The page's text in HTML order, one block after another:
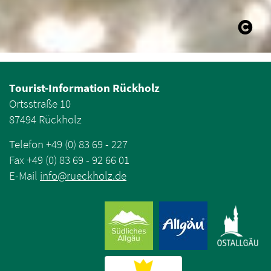
Tourist-Information Rückholz
Ortsstraße 10
87494 Rückholz
Telefon +49 (0) 83 69 - 227
Fax +49 (0) 83 69 - 92 66 01
E-Mail info@rueckholz.de